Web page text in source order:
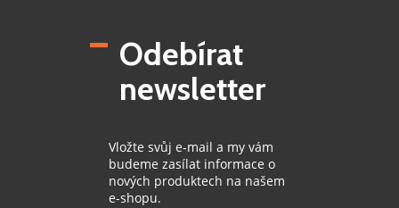
Odebírat
newsletter
Vložte svůj e-mail a my vám
budeme zasílat informace o
nových produktech na našem
e-shopu.